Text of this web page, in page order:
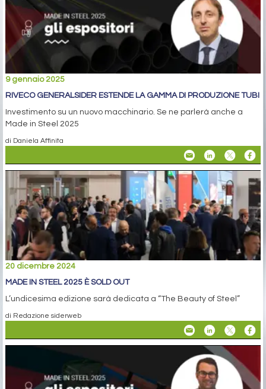
9 gennaio 2025
RIVECO GENERALSIDER ESTENDE LA GAMMA DI PRODUZIONE TUBI
Investimento su un nuovo macchinario. Se ne parlerà anche a
Made in Steel 2025
di Daniela Affinita
20 dicembre 2024
MADE IN STEEL 2025 È SOLD OUT
L’undicesima edizione sarà dedicata a “The Beauty of Steel”
di Redazione siderweb